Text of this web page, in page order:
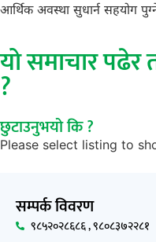
आर्थिक अवस्था सुधार्न सहयोग
यो समाचार पढेर
?
छुटाउनुभयो कि ?
Please select listing to
सम्पर्क विवरण
९८५२०२८६८६ , ९८०८३७२२८१